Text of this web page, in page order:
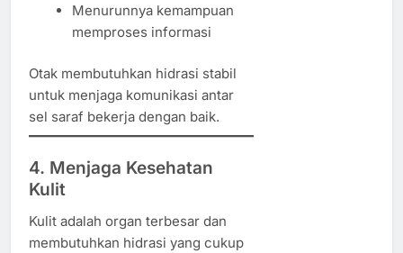
Menurunnya kemampuan
memproses informasi
Otak membutuhkan hidrasi stabil
untuk menjaga komunikasi antar
sel saraf bekerja dengan baik.
4. Menjaga Kesehatan
Kulit
Kulit adalah organ terbesar dan
membutuhkan hidrasi yang cukup